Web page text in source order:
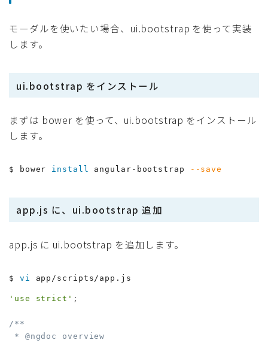
モーダルを使いたい場合、ui.bootstrap を使って実装
します。
ui.bootstrap をインストール
まずは bower を使って、ui.bootstrap をインストール
します。
$ bower install angular-bootstrap --save
app.js に、ui.bootstrap 追加
app.js に ui.bootstrap を追加します。
$ vi app/scripts/app.js
'use strict' ;
/**
* @ngdoc overview